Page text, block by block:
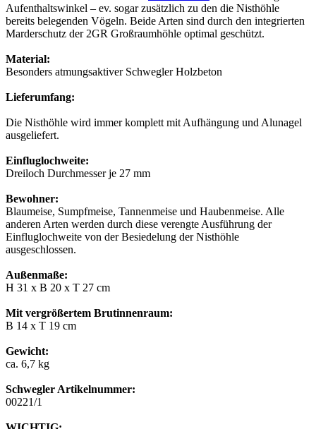
Aufenthaltswinkel – ev. sogar zusätzlich zu den die Nisthöhle
bereits belegenden Vögeln. Beide Arten sind durch den integrierten
Marderschutz der 2GR Großraumhöhle optimal geschützt.
Material:
Besonders atmungsaktiver Schwegler Holzbeton
Lieferumfang:
Die Nisthöhle wird immer komplett mit Aufhängung und Alunagel
ausgeliefert.
Einfluglochweite:
Dreiloch Durchmesser je 27 mm
Bewohner:
Blaumeise, Sumpfmeise, Tannenmeise und Haubenmeise. Alle
anderen Arten werden durch diese verengte Ausführung der
Einfluglochweite von der Besiedelung der Nisthöhle
ausgeschlossen.
Außenmaße:
H 31 x B 20 x T 27 cm
Mit vergrößertem Brutinnenraum:
B 14 x T 19 cm
Gewicht:
ca. 6,7 kg
Schwegler Artikelnummer:
00221/1